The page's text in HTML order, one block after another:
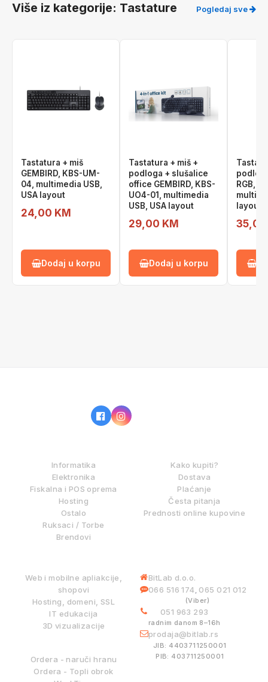
Više iz kategorije: Tastature Pogledaj sve
Tastatura + miš
GEMBIRD, KBS-UM-
04, multimedia USB,
USA layout
24,00 KM
Dodaj u korpu
Tastatura + miš +
podloga + slušalice
office GEMBIRD, KBS-
UO4-01, multimedia
USB, USA layout
29,00 KM
Dodaj u korpu
RGB,
layout
35,00
Informatika
Elektronika
Fiskalna i POS oprema
Hosting
Ostalo
Ruksaci / Torbe
Brendovi
Kako kupiti?
Dostava
Plaćanje
Česta pitanja
Prednosti online kupovine
Web i mobilne apliakcije,
shopovi
Hosting, domeni, SSL
IT edukacija
3D vizualizacije
Ordera - naruči hranu
Ordera - Topli obrok
BitLab d.o.o.
066 516 174, 065 021 012
(Viber)
051 963 293
radnim danom 8–16h
prodaja@bitlab.rs
JIB: 4403711250001
PIB: 403711250001